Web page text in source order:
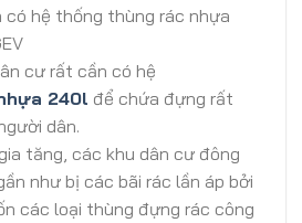
có hệ thống thùng rác nhựa
cư rất cần có hệ
240l để chứa đựng rất
dân.
tăng, các khu dân cư đông
như bị các bãi rác lần áp bởi
các loại thùng đựng rác công